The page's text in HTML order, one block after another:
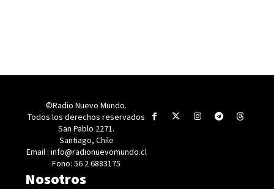
©Radio Nuevo Mundo.
Todos los derechos reservados
San Pablo 2271.
Santiago, Chile
Email : info@radionuevomundo.cl
Fono: 56 2 6883175
Nosotros